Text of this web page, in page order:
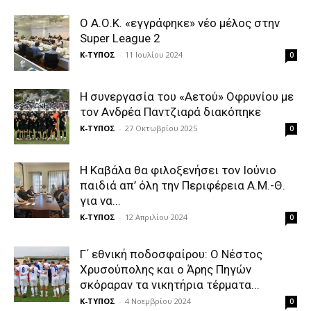
Ο Α.Ο.Κ. «εγγράφηκε» νέο μέλος στην
Super League 2
Κ-ΤΥΠΟΣ - 11 Ιουλίου 2024 0
Η συνεργασία του «Αετού» Οφρυνίου με
τον Ανδρέα Παντζιαρά διακόπηκε
Κ-ΤΥΠΟΣ - 27 Οκτωβρίου 2025 0
Η Καβάλα θα φιλοξενήσει τον Ιούνιο
παιδιά απ’ όλη την Περιφέρεια Α.Μ.-Θ.
για να...
Κ-ΤΥΠΟΣ - 12 Απριλίου 2024 0
Γ΄ εθνική ποδοσφαίρου: Ο Νέστος
Χρυσούπολης και ο Άρης Πηγών
σκόραραν τα νικητήρια τέρματα...
Κ-ΤΥΠΟΣ - 4 Νοεμβρίου 2024 0